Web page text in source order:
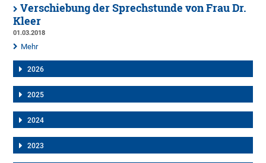
Verschiebung der Sprechstunde von Frau Dr.
Kleer
01.03.2018
Mehr
2026
2025
2024
2023